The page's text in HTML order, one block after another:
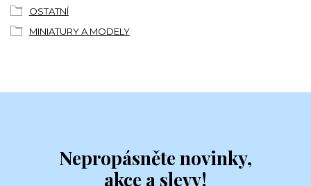
OSTATNÍ
MINIATURY A MODELY
Nepropásněte novinky,
akce a slevy!